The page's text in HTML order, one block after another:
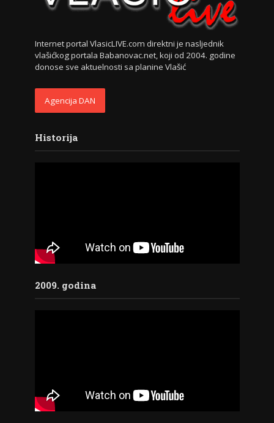
Internet portal VlasicLIVE.com direktni je nasljednik
vlašićkog portala Babanovac.net, koji od 2004. godine
donose sve aktuelnosti sa planine Vlašić
Agencija DAN
Historija
2009. godina